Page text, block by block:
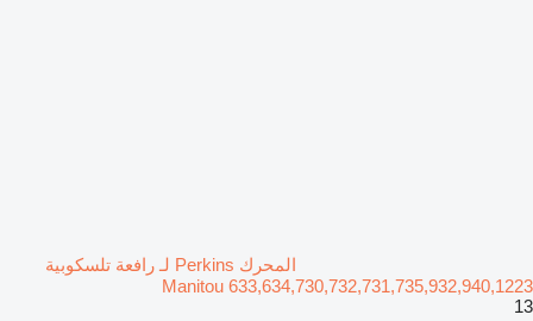
المحرك Perkins لـ رافعة تلسكوبية
Manitou 633,634,730,732,731,735,932,940,1223
13